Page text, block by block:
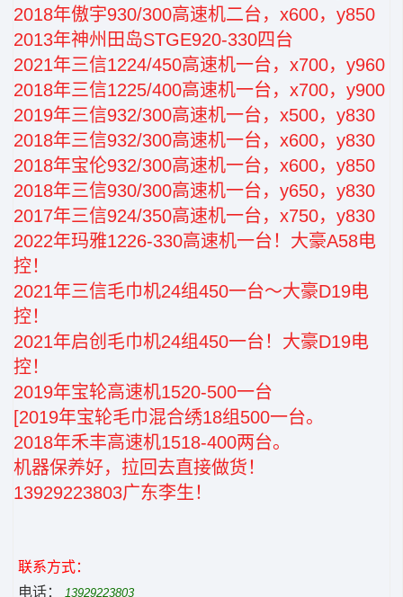
2018年傲宇930/300高速机二台，x600，y850
2013年神州田岛STGE920-330四台
2021年三信1224/450高速机一台，x700，y960
2018年三信1225/400高速机一台，x700，y900
2019年三信932/300高速机一台，x500，y830
2018年三信932/300高速机一台，x600，y830
2018年宝伦932/300高速机一台，x600，y850
2018年三信930/300高速机一台，y650，y830
2017年三信924/350高速机一台，x750，y830
2022年玛雅1226-330高速机一台！大豪A58电
控！
2021年三信毛巾机24组450一台～大豪D19电
控！
2021年启创毛巾机24组450一台！大豪D19电
控！
2019年宝轮高速机1520-500一台
[2019年宝轮毛巾混合绣18组500一台。
2018年禾丰高速机1518-400两台。
机器保养好，拉回去直接做货！
13929223803广东李生！
联系方式：
电话：